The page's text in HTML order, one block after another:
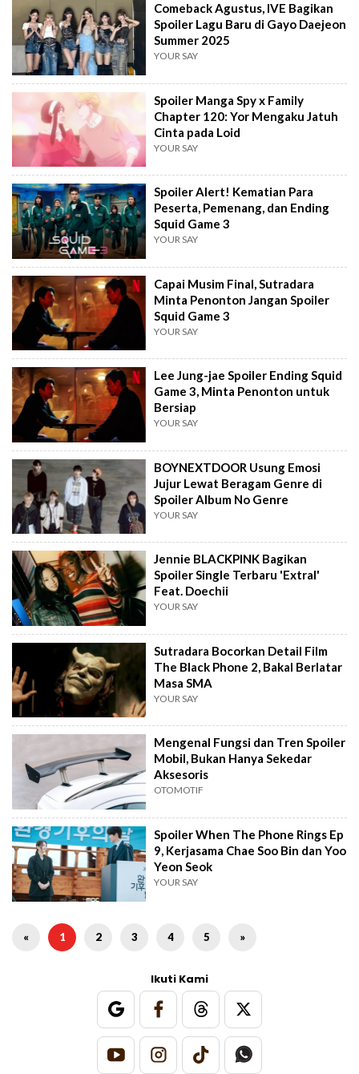
Comeback Agustus, IVE Bagikan
Spoiler Lagu Baru di Gayo Daejeon
Summer 2025
YOUR SAY
Spoiler Manga Spy x Family
Chapter 120: Yor Mengaku Jatuh
Cinta pada Loid
YOUR SAY
Spoiler Alert! Kematian Para
Peserta, Pemenang, dan Ending
Squid Game 3
YOUR SAY
Capai Musim Final, Sutradara
Minta Penonton Jangan Spoiler
Squid Game 3
YOUR SAY
Lee Jung-jae Spoiler Ending Squid
Game 3, Minta Penonton untuk
Bersiap
YOUR SAY
BOYNEXTDOOR Usung Emosi
Jujur Lewat Beragam Genre di
Spoiler Album No Genre
YOUR SAY
Jennie BLACKPINK Bagikan
Spoiler Single Terbaru 'Extral'
Feat. Doechii
YOUR SAY
Sutradara Bocorkan Detail Film
The Black Phone 2, Bakal Berlatar
Masa SMA
YOUR SAY
Mengenal Fungsi dan Tren Spoiler
Mobil, Bukan Hanya Sekedar
Aksesoris
OTOMOTIF
Spoiler When The Phone Rings Ep
9, Kerjasama Chae Soo Bin dan Yoo
Yeon Seok
YOUR SAY
« 1 2 3 4 5 »
Ikuti Kami